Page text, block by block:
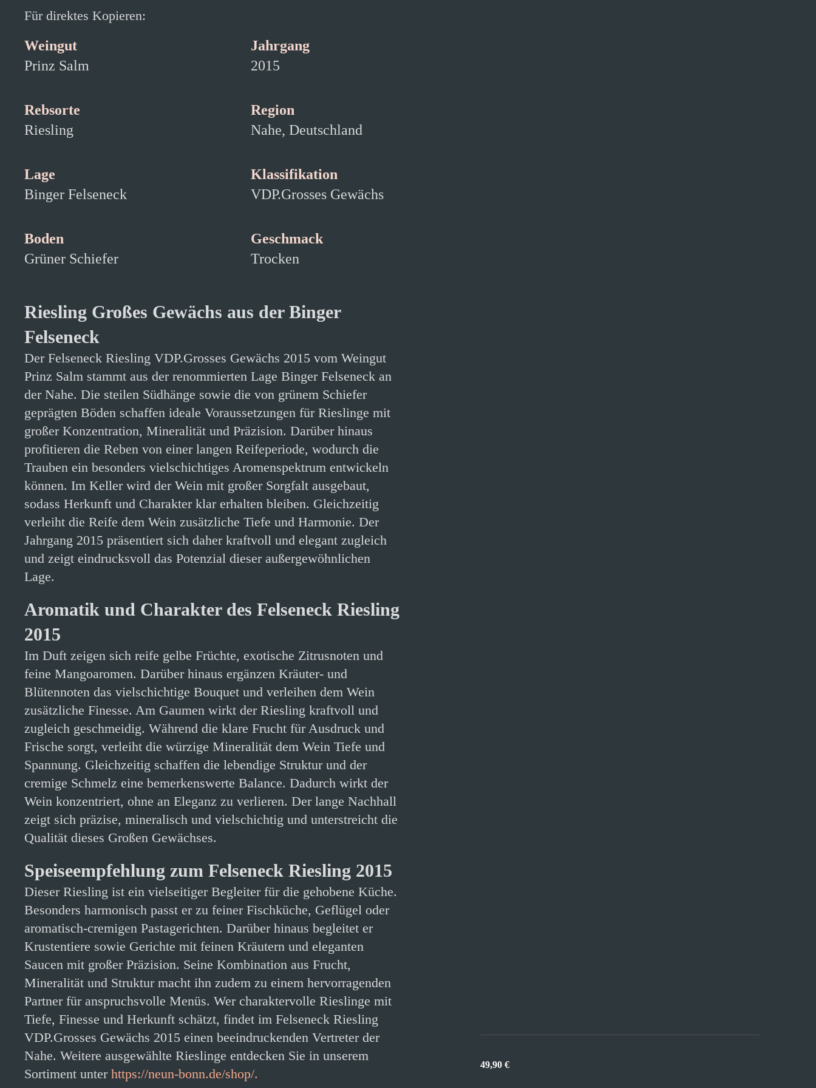
Für direktes Kopieren:
Weingut
Prinz Salm
Jahrgang
2015
Rebsorte
Riesling
Region
Nahe, Deutschland
Lage
Binger Felseneck
Klassifikation
VDP.Grosses Gewächs
Boden
Grüner Schiefer
Geschmack
Trocken
Riesling Großes Gewächs aus der Binger
Felseneck
Der Felseneck Riesling VDP.Grosses Gewächs 2015 vom Weingut
Prinz Salm stammt aus der renommierten Lage Binger Felseneck an
der Nahe. Die steilen Südhänge sowie die von grünem Schiefer
geprägten Böden schaffen ideale Voraussetzungen für Rieslinge mit
großer Konzentration, Mineralität und Präzision. Darüber hinaus
profitieren die Reben von einer langen Reifeperiode, wodurch die
Trauben ein besonders vielschichtiges Aromenspektrum entwickeln
können. Im Keller wird der Wein mit großer Sorgfalt ausgebaut,
sodass Herkunft und Charakter klar erhalten bleiben. Gleichzeitig
verleiht die Reife dem Wein zusätzliche Tiefe und Harmonie. Der
Jahrgang 2015 präsentiert sich daher kraftvoll und elegant zugleich
und zeigt eindrucksvoll das Potenzial dieser außergewöhnlichen
Lage.
Aromatik und Charakter des Felseneck Riesling
2015
Im Duft zeigen sich reife gelbe Früchte, exotische Zitrusnoten und
feine Mangoaromen. Darüber hinaus ergänzen Kräuter- und
Blütennoten das vielschichtige Bouquet und verleihen dem Wein
zusätzliche Finesse. Am Gaumen wirkt der Riesling kraftvoll und
zugleich geschmeidig. Während die klare Frucht für Ausdruck und
Frische sorgt, verleiht die würzige Mineralität dem Wein Tiefe und
Spannung. Gleichzeitig schaffen die lebendige Struktur und der
cremige Schmelz eine bemerkenswerte Balance. Dadurch wirkt der
Wein konzentriert, ohne an Eleganz zu verlieren. Der lange Nachhall
zeigt sich präzise, mineralisch und vielschichtig und unterstreicht die
Qualität dieses Großen Gewächses.
Speiseempfehlung zum Felseneck Riesling 2015
Dieser Riesling ist ein vielseitiger Begleiter für die gehobene Küche.
Besonders harmonisch passt er zu feiner Fischküche, Geflügel oder
aromatisch-cremigen Pastagerichten. Darüber hinaus begleitet er
Krustentiere sowie Gerichte mit feinen Kräutern und eleganten
Saucen mit großer Präzision. Seine Kombination aus Frucht,
Mineralität und Struktur macht ihn zudem zu einem hervorragenden
Partner für anspruchsvolle Menüs. Wer charaktervolle Rieslinge mit
Tiefe, Finesse und Herkunft schätzt, findet im Felseneck Riesling
VDP.Grosses Gewächs 2015 einen beeindruckenden Vertreter der
Nahe. Weitere ausgewählte Rieslinge entdecken Sie in unserem
Sortiment unter https://neun-bonn.de/shop/.
49,90 €